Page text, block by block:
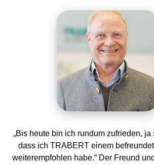
„Bis heute bin ich rundum zufrieden, ja
dass ich TRABERT einem
weiterempfohlen habe.“ Der Freund